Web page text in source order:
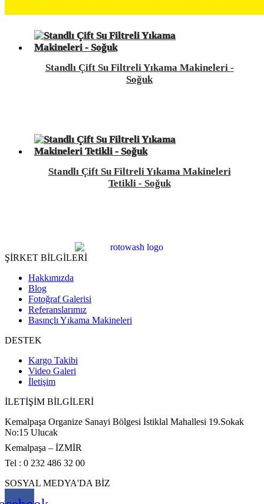
Standlı Çift Su Filtreli Yıkama Makineleri -
Soğuk
Standlı Çift Su Filtreli Yıkama Makineleri
Tetikli - Soğuk
ŞİRKET BİLGİLERİ
Hakkımızda
Blog
Fotoğraf Galerisi
Referanslarımız
Basınçlı Yıkama Makineleri
DESTEK
Kargo Takibi
Video Galeri
İletişim
İLETİŞİM BİLGİLERİ
Kemalpaşa Organize Sanayi Bölgesi İstiklal Mahallesi 19.Sokak
No:15 Ulucak
Kemalpaşa – İZMİR
Tel : 0 232 486 32 00
SOSYAL MEDYA'DA BİZ